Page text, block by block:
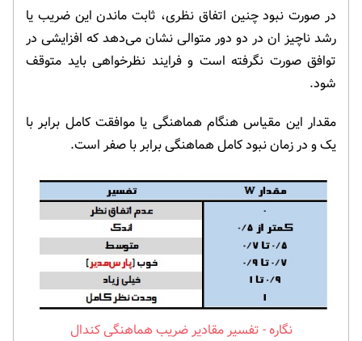
در صورت نبود چنین اتفاق نظری، ثابت ماندن این ضریب یا
رشد ناچیز ان در دو دور متوالی نشان می‌دهد که افزایشی در
توافق صورت نگرفته است و فرایند نظرخواهی باید متوقف
شود.
مقدار این مقیاس هنگام هماهنگی یا موافقت کامل برابر با
یک و در زمان نبود کامل هماهنگی برابر با صفر است.
تفسیر مقادیر ضریب هماهنگی کندال